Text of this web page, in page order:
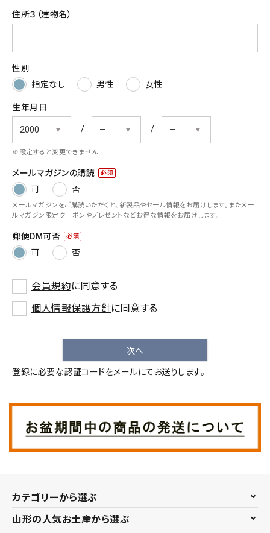
住所３（建物名）
性別
指定なし
男性 女性
生年月日
※設定すると変更できません
メールマガジンの購読
可 否
メールマガジンをご購読いただくと、新製品やセール情報をお届けします。またメー
ルマガジン限定クーポンやプレゼントなどお得な情報をお届けします。
郵便DM可否
(必
須)
可 否
会員規約に同意する
個人情報保護方針に同意する
次へ
登録に必要な認証コードをメールにてお送りします。
カテゴリーから選ぶ
山形の人気お土産から選ぶ